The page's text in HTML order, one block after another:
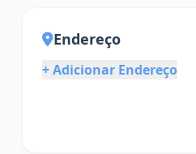
Endereço
+ Adicionar Endereço